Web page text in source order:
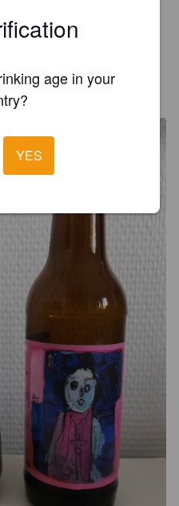
3 years ago
age in your
YES